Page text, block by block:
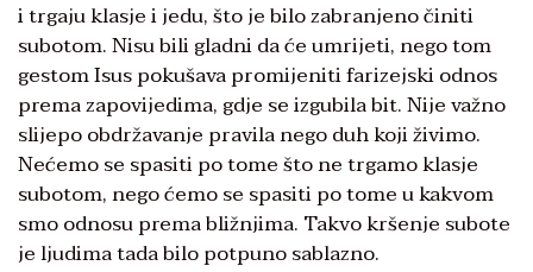
i trgaju klasje i jedu, što je bilo zabranjeno činiti
subotom. Nisu bili gladni da će umrijeti, nego tom
gestom Isus pokušava promijeniti farizejski odnos
prema zapovijedima, gdje se izgubila bit. Nije važno
slijepo obdržavanje pravila nego duh koji živimo.
Nećemo se spasiti po tome što ne trgamo klasje
subotom, nego ćemo se spasiti po tome u kakvom
smo odnosu prema bližnjima. Takvo kršenje subote
je ljudima tada bilo potpuno sablazno.